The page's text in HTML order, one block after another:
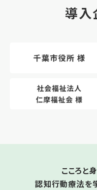
導入
こころと
認知行動療法を